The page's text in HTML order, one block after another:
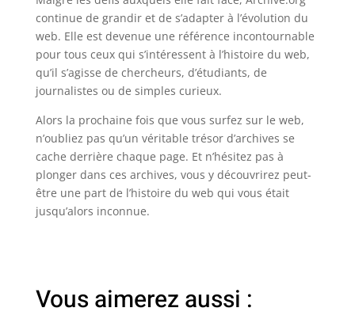
continue de grandir et de s’adapter à l’évolution du
web. Elle est devenue une référence incontournable
pour tous ceux qui s’intéressent à l’histoire du web,
qu’il s’agisse de chercheurs, d’étudiants, de
journalistes ou de simples curieux.
Alors la prochaine fois que vous surfez sur le web,
n’oubliez pas qu’un véritable trésor d’archives se
cache derrière chaque page. Et n’hésitez pas à
plonger dans ces archives, vous y découvrirez peut-
être une part de l’histoire du web qui vous était
jusqu’alors inconnue.
Vous aimerez aussi :